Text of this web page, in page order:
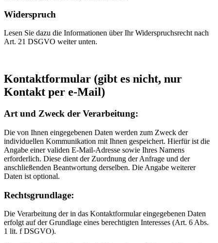
Widerspruch
Lesen Sie dazu die Informationen über Ihr Widerspruchsrecht nach
Art. 21 DSGVO weiter unten.
Kontaktformular (gibt es nicht, nur
Kontakt per e-Mail)
Art und Zweck der Verarbeitung:
Die von Ihnen eingegebenen Daten werden zum Zweck der
individuellen Kommunikation mit Ihnen gespeichert. Hierfür ist die
Angabe einer validen E-Mail-Adresse sowie Ihres Namens
erforderlich. Diese dient der Zuordnung der Anfrage und der
anschließenden Beantwortung derselben. Die Angabe weiterer
Daten ist optional.
Rechtsgrundlage:
Die Verarbeitung der in das Kontaktformular eingegebenen Daten
erfolgt auf der Grundlage eines berechtigten Interesses (Art. 6 Abs.
1 lit. f DSGVO).